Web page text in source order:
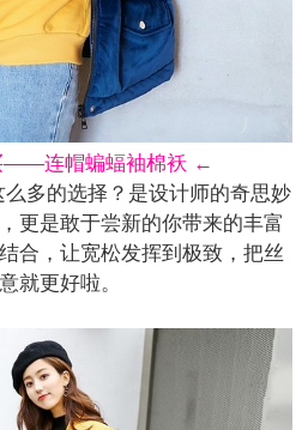
——连帽蝙蝠袖棉袄 ←
多的选择？是设计师的奇思妙
更是敢于尝新的你带来的丰富
合，让宽松发挥到极致，把丝
就更好啦。